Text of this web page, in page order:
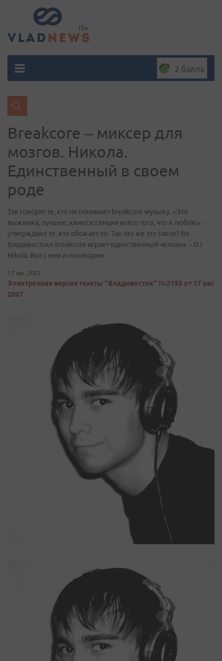
2 балла
Breakcore – миксер для
мозгов. Никола.
Единственный в своем
роде
Так говорят те, кто не понимает breakcore-музыку. «Это
выжимка, лучшее, квинтэссенция всего того, что я люблю» -
утверждают те, кто обожает ее. Так что же это такое? Во
Владивостоке breakcore играет единственный человек – DJ
Nikola. Вот с ним и поговорим.
17 авг. 2007
Электронная версия газеты "Владивосток" №2193 от 17 авг.
2007